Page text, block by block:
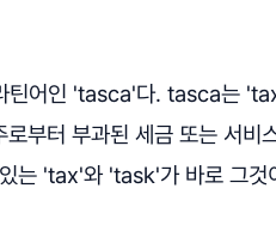
틴어인 'tasca'다. tasca는
터 부과된 세금 또는 서비
는 'tax'와 'task'가 바로 그것